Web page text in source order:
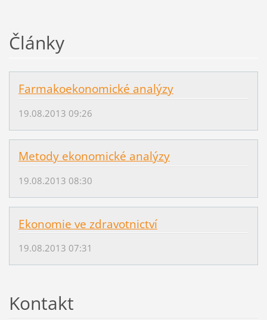
Články
Farmakoekonomické analýzy
19.08.2013 09:26
Metody ekonomické analýzy
19.08.2013 08:30
Ekonomie ve zdravotnictví
19.08.2013 07:31
Kontakt